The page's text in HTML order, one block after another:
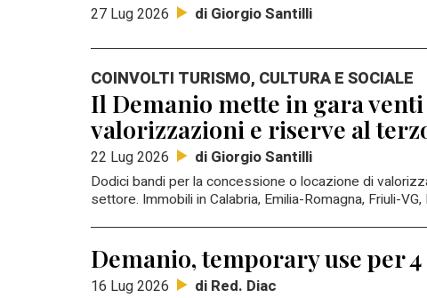
27 Lug 2026 di Giorgio Santilli
COINVOLTI TURISMO, CULTURA E SOCIALE
Il Demanio mette in gara
valorizzazioni e riserve al
22 Lug 2026 di Giorgio Santilli
Dodici bandi per la concessione o locazione di
settore. Immobili in Calabria, Emilia-Romagna, Friuli-
Demanio, temporary use per
16 Lug 2026 di Red. Diac